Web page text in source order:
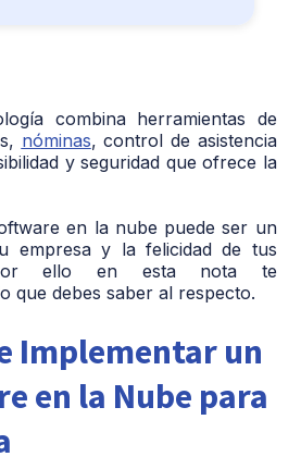
combina herramientas de
nóminas, control de asistencia
y seguridad que ofrece la
en la nube puede ser un
empresa y la felicidad de tus
por ello en esta nota te
que debes saber al respecto.
Implementar un
en la Nube para